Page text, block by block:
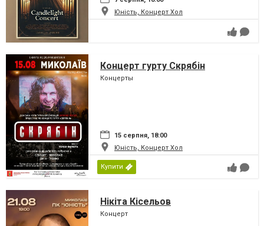
Юність, Концерт Хол
Концерт гурту Скрябін
Концерты
15 серпня, 18:00
Юність, Концерт Хол
Купити
Нікіта Кісельов
Концерт